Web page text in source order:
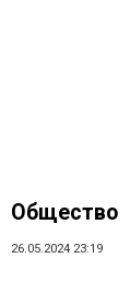
Общество
26.05.2024 23:19